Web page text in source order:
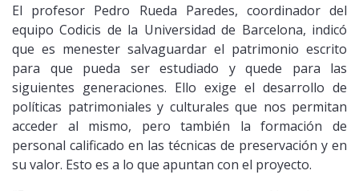
El profesor Pedro Rueda Paredes, coordinador del
equipo Codicis de la Universidad de Barcelona, indicó
que es menester salvaguardar el patrimonio escrito
para que pueda ser estudiado y quede para las
siguientes generaciones. Ello exige el desarrollo de
políticas patrimoniales y culturales que nos permitan
acceder al mismo, pero también la formación de
personal calificado en las técnicas de preservación y en
su valor. Esto es a lo que apuntan con el proyecto.